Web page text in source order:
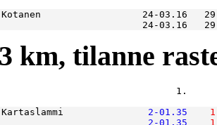
24-03.16
24-03.16
km, tilanne
1.
Kartaslammi
2-01.35
2-01.35